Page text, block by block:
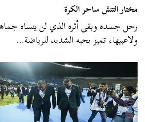
مختار التتش ساحر الكرة
رحل جسده وبقى أثره الذي لن ينساه
ولاعبيها، تميز بحبه الشديد للرياضة…